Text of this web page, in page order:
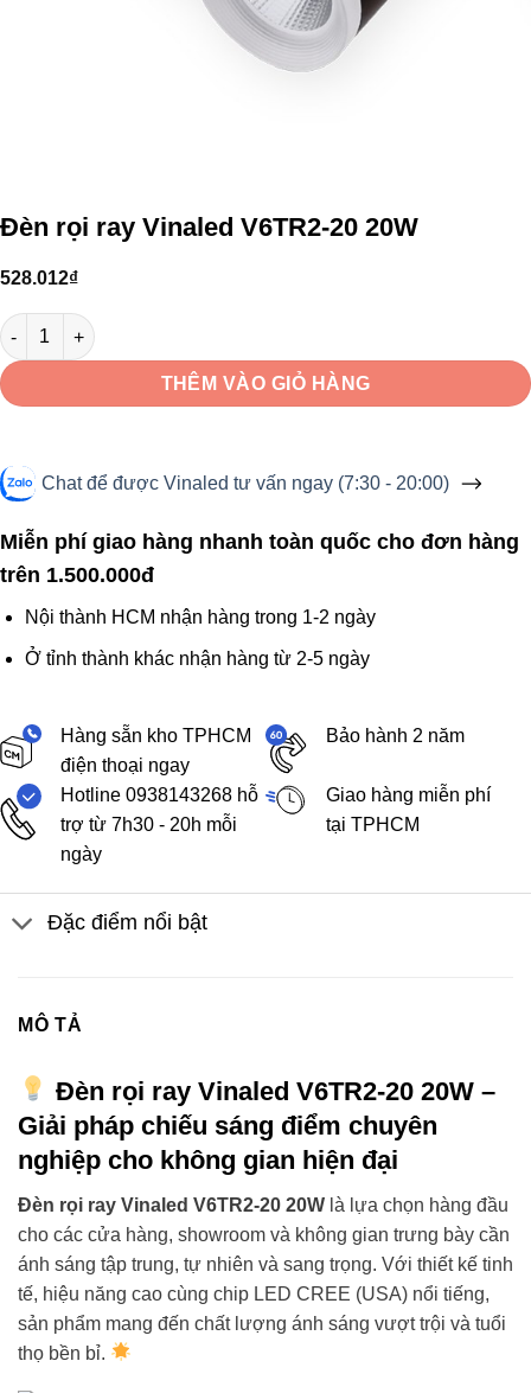
Đèn rọi ray Vinaled V6TR2-20 20W
528.012₫
Đèn rọi ray Vinaled V6TR2-20 20W số lượng
THÊM VÀO GIỎ HÀNG
Chat để được Vinaled tư vấn ngay (7:30 - 20:00)
Miễn phí giao hàng nhanh toàn quốc cho đơn hàng
trên 1.500.000đ
Nội thành HCM nhận hàng trong 1-2 ngày
Ở tỉnh thành khác nhận hàng từ 2-5 ngày
Hàng sẵn kho TPHCM
điện thoại ngay
Bảo hành 2 năm
Hotline 0938143268 hỗ
trợ từ 7h30 - 20h mỗi
ngày
Giao hàng miễn phí
tại TPHCM
Đặc điểm nổi bật
MÔ TẢ
Đèn rọi ray Vinaled V6TR2-20 20W –
Giải pháp chiếu sáng điểm chuyên
nghiệp cho không gian hiện đại
Đèn rọi ray Vinaled V6TR2-20 20W là lựa chọn hàng đầu
cho các cửa hàng, showroom và không gian trưng bày cần
ánh sáng tập trung, tự nhiên và sang trọng. Với thiết kế tinh
tế, hiệu năng cao cùng chip LED CREE (USA) nổi tiếng,
sản phẩm mang đến chất lượng ánh sáng vượt trội và tuổi
thọ bền bỉ.